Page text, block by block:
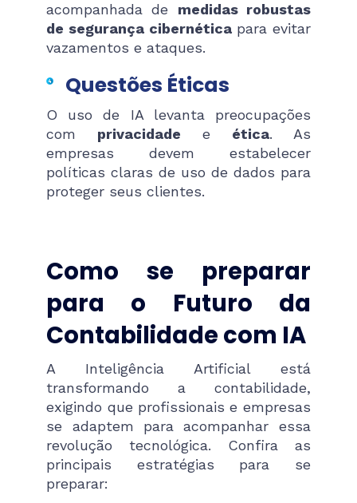
acompanhada de medidas robustas
de segurança cibernéticapara evitar
vazamentos e ataques.
Questões Éticas
O uso de IA levanta preocupações
com privacidade e ética. As
empresas devem estabelecer
políticas claras de uso de dados para
proteger seus clientes.
Como se preparar
para o Futuro da
Contabilidade com IA
A Inteligência Artificial está
transformando a contabilidade,
exigindo que profissionais e empresas
se adaptem para acompanhar essa
revolução tecnológica. Confira as
principais estratégias para se
preparar: